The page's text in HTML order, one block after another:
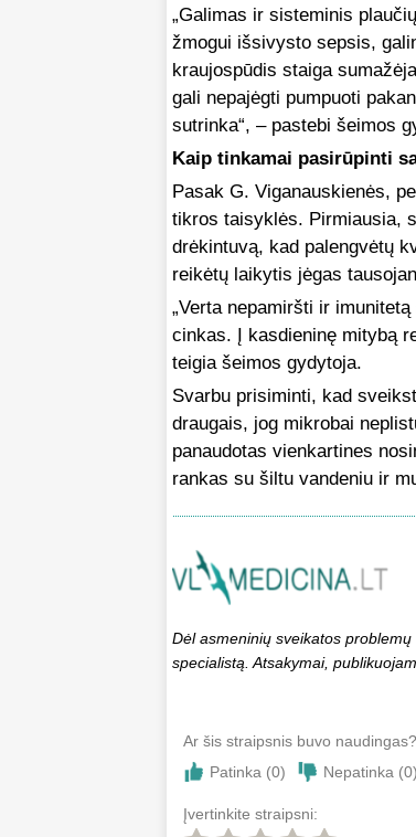
„Galimas ir sisteminis
žmogui išsivysto sepsis,
kraujospūdis staiga
gali nepajėgti pumpuoti
sutrinka“, – pastebi šeimos
Kaip tinkamai pasirūpinti
Pasak G. Viganauskienės,
tikros taisyklės. Pirmiausia,
drėkintuvą, kad palengvėtų
reikėtų laikytis jėgas
„Verta nepamiršti ir
cinkas. Į kasdieninę mitybą
teigia šeimos gydytoja.
Svarbu prisiminti, kad
draugais, jog mikrobai
panaudotas vienkartines
rankas su šiltu vandeniu ir
Dėl asmeninių sveikatos
specialistą. Atsakymai,
Ar šis straipsnis buvo naudingas?
Patinka (0) Nepatinka (0)
Įvertinkite straipsni: